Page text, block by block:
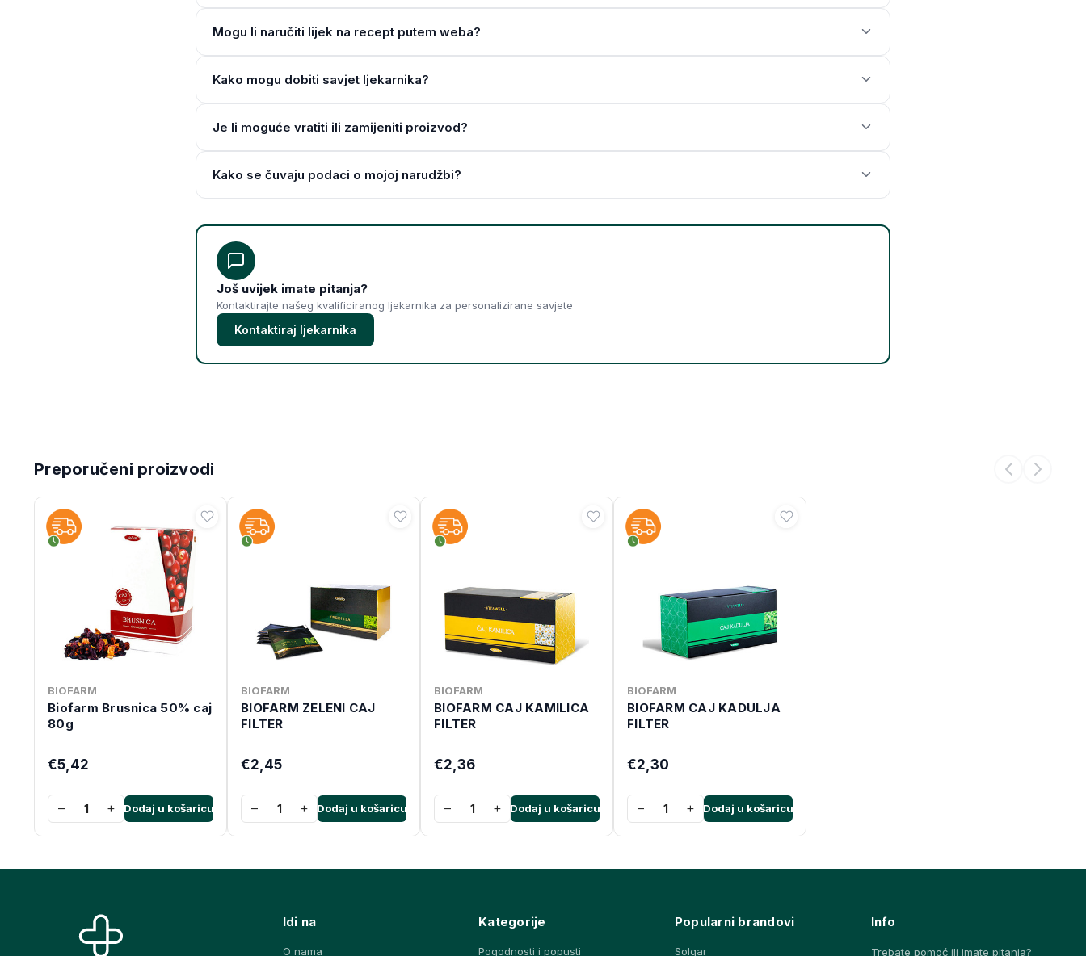
Mogu li naručiti lijek na recept putem weba?
Kako mogu dobiti savjet ljekarnika?
Je li moguće vratiti ili zamijeniti proizvod?
Kako se čuvaju podaci o mojoj narudžbi?
Još uvijek imate pitanja?
Kontaktirajte našeg kvalificiranog ljekarnika za personalizirane savjete
Kontaktiraj ljekarnika
Preporučeni proizvodi
BIOFARM
Biofarm Brusnica 50% caj
80g
€5,42
− + Dodaj u košaricu
BIOFARM
BIOFARM ZELENI CAJ
FILTER
€2,45
− + Dodaj u košaricu
BIOFARM
BIOFARM CAJ KAMILICA
FILTER
€2,36
− + Dodaj u košaricu
BIOFARM
BIOFARM CAJ KADULJA
FILTER
€2,30
− + Dodaj u košaricu
Idi na
O nama
Kategorije
Pogodnosti i popusti
Popularni brandovi
Solgar
Info
Trebate pomoć ili imate pitanja?